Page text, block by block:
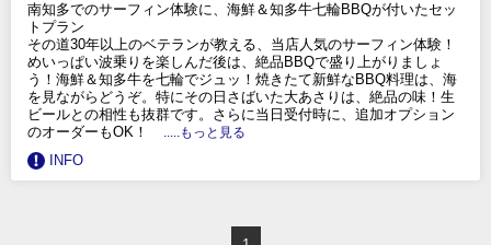
南知多でのサーフィン体験に、海鮮＆知多牛七輪BBQが付いたセッ
トプラン
その道30年以上のベテランが教える、当店人気のサーフィン体験！
めいっぱい波乗りを楽しんだ後は、絶品BBQで盛り上がりましょ
う！海鮮＆知多牛を七輪でジュッ！焼きたて新鮮なBBQ料理は、海
を見ながらどうぞ。特にその日さばいた大あさりは、絶品の味！生
ビールとの相性も抜群です。さらに当日受付時に、追加オプション
のオーダーもOK！
.....もっと見る
INFO